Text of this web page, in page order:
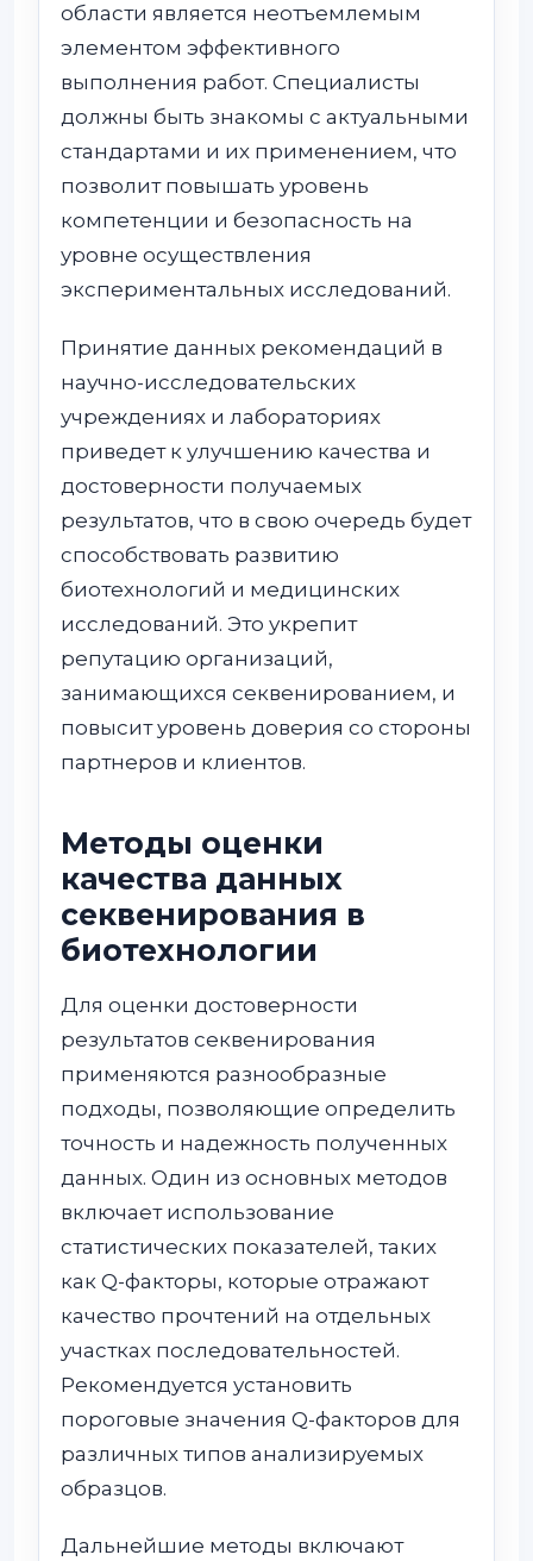
области является неотъемлемым
элементом эффективного
выполнения работ. Специалисты
должны быть знакомы с актуальными
стандартами и их применением, что
позволит повышать уровень
компетенции и безопасность на
уровне осуществления
экспериментальных исследований.
Принятие данных рекомендаций в
научно-исследовательских
учреждениях и лабораториях
приведет к улучшению качества и
достоверности получаемых
результатов, что в свою очередь будет
способствовать развитию
биотехнологий и медицинских
исследований. Это укрепит
репутацию организаций,
занимающихся секвенированием, и
повысит уровень доверия со стороны
партнеров и клиентов.
Методы оценки
качества данных
секвенирования в
биотехнологии
Для оценки достоверности
результатов секвенирования
применяются разнообразные
подходы, позволяющие определить
точность и надежность полученных
данных. Один из основных методов
включает использование
статистических показателей, таких
как Q-факторы, которые отражают
качество прочтений на отдельных
участках последовательностей.
Рекомендуется установить
пороговые значения Q-факторов для
различных типов анализируемых
образцов.
Дальнейшие методы включают